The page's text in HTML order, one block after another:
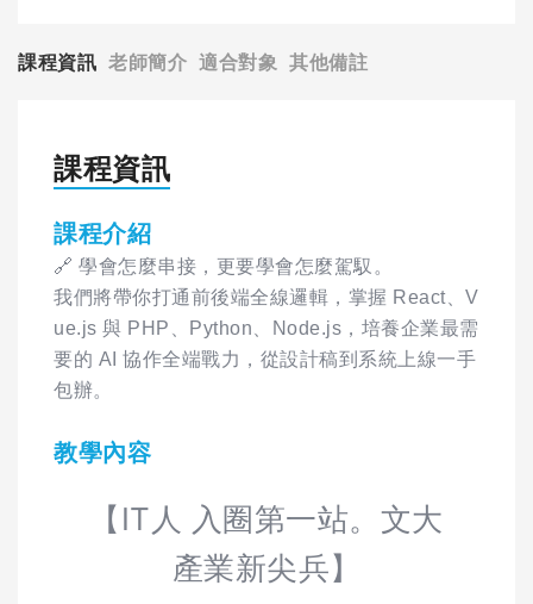
課程資訊 老師簡介 適合對象 其他備註
課程資訊
課程介紹
🔗 學會怎麼串接，更要學會怎麼駕馭。
我們將帶你打通前後端全線邏輯，掌握 React、V
ue.js 與 PHP、Python、Node.js，培養企業最需
要的 AI 協作全端戰力，從設計稿到系統上線一手
包辦。
教學內容
【IT人 入圈第一站。文大
產業新尖兵】